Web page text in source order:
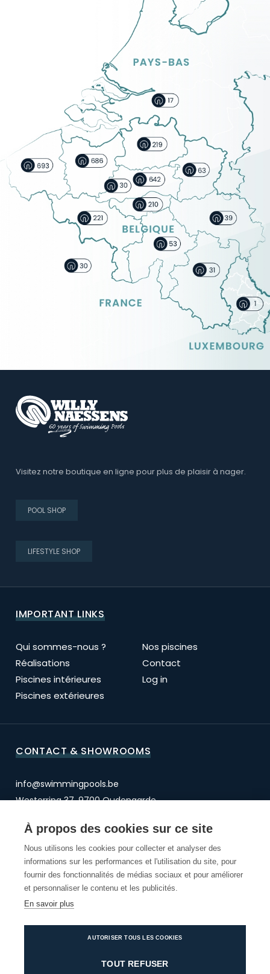
Visitez notre boutique en ligne pour plus de plaisir à nager.
POOL SHOP
LIFESTYLE SHOP
IMPORTANT LINKS
Qui sommes-nous ?
Réalisations
Piscines intérieures
Piscines extérieures
Nos piscines
Contact
Log in
CONTACT & SHOWROOMS
info@swimmingpools.be
Westerring 37, 9700 Oudenaarde
OUDENAARDE
OVERIJSE
SCHOTEN
© 2026 Willy Naessens Swimming pools
Privacy Policy Cookie settings
À propos des cookies sur ce site
Nous utilisons les cookies pour collecter et analyser des
informations sur les performances et l'utilisation du site, pour
fournir des fonctionnalités de médias sociaux et pour améliorer
et personnaliser le contenu et les publicités.
En savoir plus
AUTORISER TOUS LES COOKIES
TOUT REFUSER